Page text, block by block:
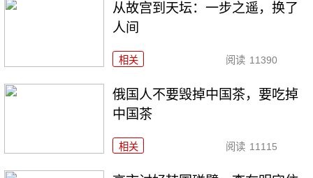
从故宫到天坛：一步之遥，换了
人间
相关 阅读 11390
俄国人不要毁掉中国茶，要吃掉
中国茶
相关 阅读 11115